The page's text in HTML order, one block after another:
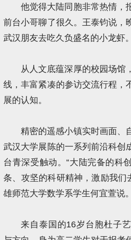
他觉得大陆同胞非常热情，
前台小哥聊了很久。王泰钧说，
武汉朋友去吃久负盛名的小龙虾。
从人文底蕴深厚的校园场馆
线，丰富紧凑的参访交流行程，
展的认知。
精密的遥感小镇实时画面
武汉大学展陈的一系列前沿科创
台青深受触动。“大陆完备的科
条、攻坚的科研精神，激励我们
雄师范大学数学系学生何宜萱说。
来自泰国的16岁台胞杜子